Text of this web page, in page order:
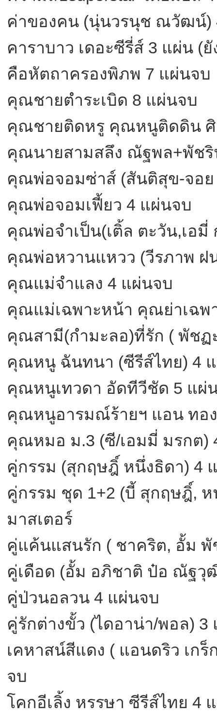
ค่าของคน (นุ่นวรนุช ณวัฒน์)
คาราบาว เดอะซีรี่ส์ 3 แผ่น (
คือหัตถาครองพิภพ 7 แผ่นจบ
คุณชายตำระเบิด 8 แผ่นจบ
คุณชายติดหรู คุณหนูติดดิน
คุณนายสามสลึง ณัฐพล+พัชริ
คุณพ่อจอมซ่าส์ (สันติสุข-จอย
คุณพ่อจอมเฟี้ยว 4 แผ่นจบ
คุณพ่อจำเป็น(เติ้ล ตะวัน,เอ
คุณพ่อหวานแหวว (วีรภาพ ฝ
คุณแม่จำแลง 4 แผ่นจบ
คุณแม่เฉพาะหน้า คุณย่าเฉพ
คุณสามี(กำมะลอ)ที่รัก ( พัชฏ
คุณหนู ฉันทนา (ซีรีส์ไทย) 4
คุณหนูเทวดา อัดทีวีชัด 5 แผ่
คุณหนูอารมณ์ร้ายฯ แอน ทอ
คุณหมอ ม.3 (ซี/เอมมี่ มรกต)
คู่กรรม (สุกฤษฎิ์ หนึ่งธิดา) 4
คู่กรรม ชุด 1+2 (บี้ สุกฤษฎิ์,
มาสเตอร์
คู่แค้นแสนรัก ( ชาคริต, อั้ม พั
คู่เดือด (อั้ม อภิชาติ ป๋อ ณัฐวุ
คู่ป่วนอลวน 4 แผ่นจบ
คู่รักต่างขั้ว (ไดอาน่า/พอล) 3
เคหาสน์สีแดง ( แอนดริว เก
จบ
โคกอีเลิ้ง หรรษา ซีรีส์ไทย 4